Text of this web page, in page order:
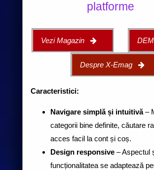
platforme
Vezi Magazin
Despre X-Emag
Caracteristici:
Navigare simplă și intuitivă–
categorii bine definite, căutare
acces facil la cont și coș.
Design responsive– Aspectul
funcționalitatea se adaptează